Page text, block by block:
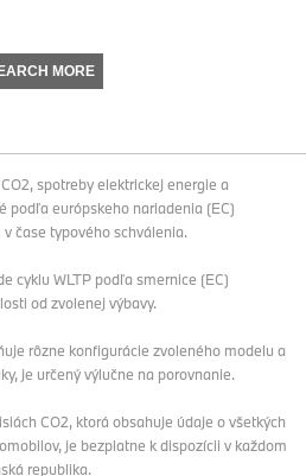
MORE
spotreby elektrickej energie a
podľa európskeho nariadenia (EC)
čase typového schválenia.
cyklu WLTP podľa smernice (EC)
od zvolenej výbavy.
rôzne konfigurácie zvoleného modelu a
je určený výlučne na porovnanie.
CO2, ktorá obsahuje údaje o všetkých
je bezplatne k dispozícii v každom
republika.